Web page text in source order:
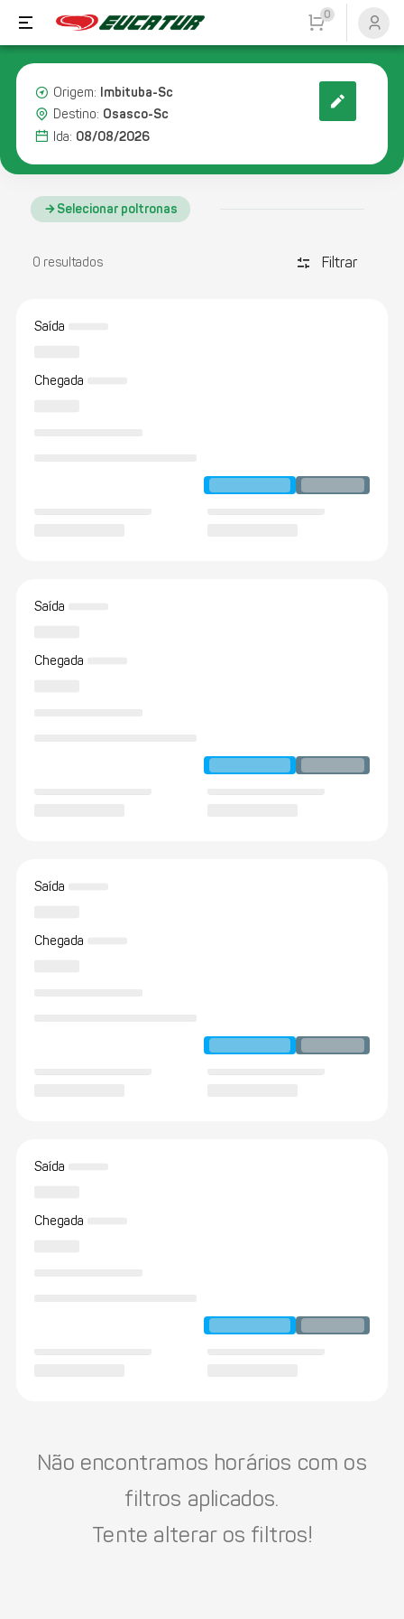
0
Origem: Imbituba-Sc
Destino: Osasco-Sc
Ida: 08/08/2026
Selecionar poltronas
0 resultados discover_tune Filtrar
Saída
Chegada
Saída
Chegada
Saída
Chegada
Saída
Chegada
Não encontramos horários com os
filtros aplicados.
Tente alterar os filtros!